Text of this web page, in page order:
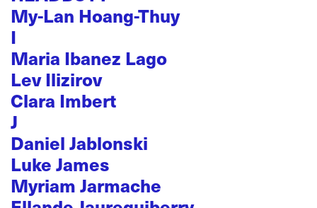
My-Lan Hoang-Thuy
I
Maria Ibanez Lago
Lev Ilizirov
Clara Imbert
J
Daniel Jablonski
Luke James
Myriam Jarmache